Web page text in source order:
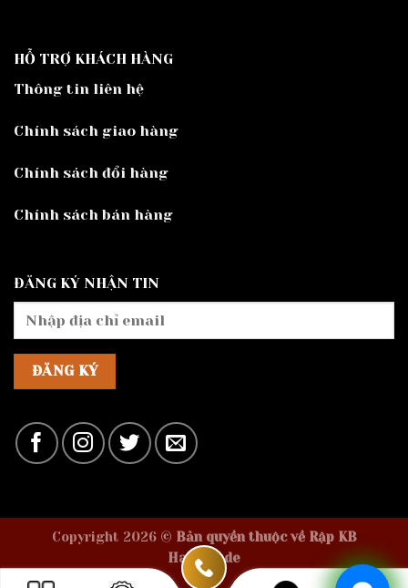
HỖ TRỢ KHÁCH HÀNG
Thông tin liên hệ
Chính sách giao hàng
Chính sách đổi hàng
Chính sách bán hàng
ĐĂNG KÝ NHẬN TIN
Copyright 2026 © Bản quyền thuộc về Rập KB
Handmade